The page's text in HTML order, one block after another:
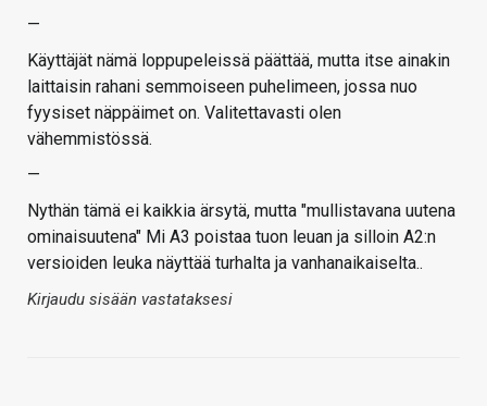
—
Käyttäjät nämä loppupeleissä päättää, mutta itse ainakin
laittaisin rahani semmoiseen puhelimeen, jossa nuo
fyysiset näppäimet on. Valitettavasti olen
vähemmistössä.
—
Nythän tämä ei kaikkia ärsytä, mutta "mullistavana uutena
ominaisuutena" Mi A3 poistaa tuon leuan ja silloin A2:n
versioiden leuka näyttää turhalta ja vanhanaikaiselta..
Kirjaudu sisään vastataksesi